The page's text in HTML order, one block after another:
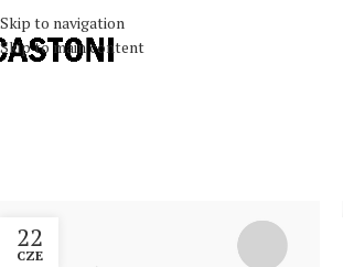
Skip to navigation
Skip to main content
22
CZE